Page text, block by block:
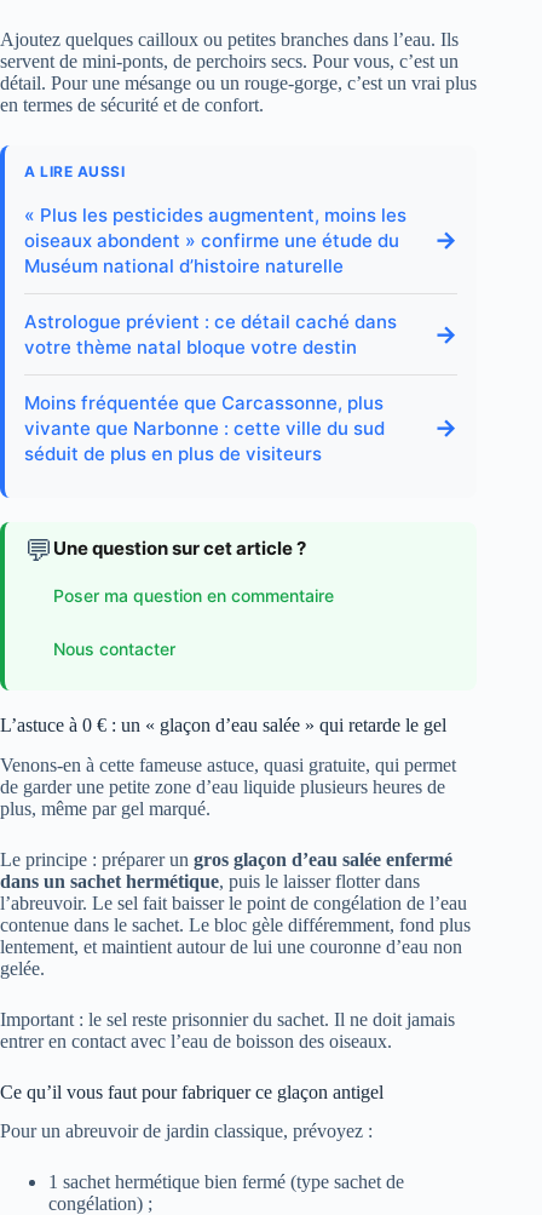
Ajoutez quelques cailloux ou petites branches dans l’eau. Ils
servent de mini-ponts, de perchoirs secs. Pour vous, c’est un
détail. Pour une mésange ou un rouge-gorge, c’est un vrai plus
en termes de sécurité et de confort.
A LIRE AUSSI
« Plus les pesticides augmentent, moins les
oiseaux abondent » confirme une étude du
Muséum national d’histoire naturelle
→
Astrologue prévient : ce détail caché dans
votre thème natal bloque votre destin
→
Moins fréquentée que Carcassonne, plus
vivante que Narbonne : cette ville du sud
séduit de plus en plus de visiteurs
→
💬 Une question sur cet article ?
Poser ma question en commentaire
Nous contacter
L’astuce à 0 € : un « glaçon d’eau salée » qui retarde le gel
Venons-en à cette fameuse astuce, quasi gratuite, qui permet
de garder une petite zone d’eau liquide plusieurs heures de
plus, même par gel marqué.
Le principe : préparer un gros glaçon d’eau salée enfermé
dans un sachet hermétique, puis le laisser flotter dans
l’abreuvoir. Le sel fait baisser le point de congélation de l’eau
contenue dans le sachet. Le bloc gèle différemment, fond plus
lentement, et maintient autour de lui une couronne d’eau non
gelée.
Important : le sel reste prisonnier du sachet. Il ne doit jamais
entrer en contact avec l’eau de boisson des oiseaux.
Ce qu’il vous faut pour fabriquer ce glaçon antigel
Pour un abreuvoir de jardin classique, prévoyez :
1 sachet hermétique bien fermé (type sachet de
congélation) ;